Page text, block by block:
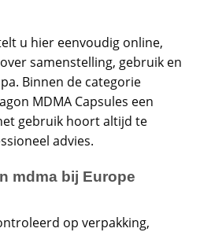
u hier eenvoudig online,
samenstelling, gebruik en
Binnen de categorie
MDMA Capsules een
gebruik hoort altijd te
advies.
mdma bij Europe
op verpakking,